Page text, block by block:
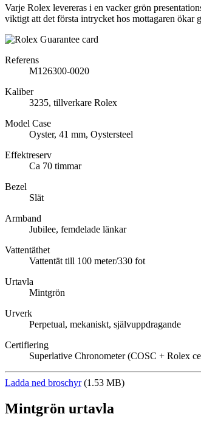
Varje Rolex levereras i en vacker grön
viktigt att det första intrycket hos mottagaren ökar
Referens
M126300-0020
Kaliber
3235, tillverkare Rolex
Model Case
Oyster, 41 mm, Oystersteel
Effektreserv
Ca 70 timmar
Bezel
Slät
Armband
Jubilee, femdelade länkar
Vattentäthet
Vattentät till 100 meter/330 fot
Urtavla
Mintgrön
Urverk
Perpetual, mekaniskt, självuppdragande
Certifiering
Superlative Chronometer (COSC + Rolex
Ladda ned broschyr (1.53 MB)
Mintgrön urtavla